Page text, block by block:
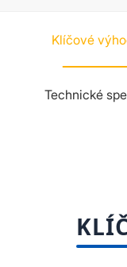
Klíčové
Technické